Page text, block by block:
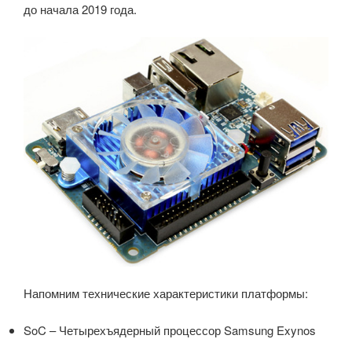
до начала 2019 года.
Напомним технические характеристики платформы:
SoC – Четырехъядерный процессор Samsung Exynos